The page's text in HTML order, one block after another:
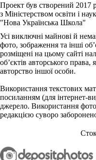
Проект був створений 2017
з Міністерством освіти і
"Нова Українська Школа"
Усі виключні майнові й
фото, зображення та інші
розміщені на цьому сайті
об’єктів авторського права,
авторство іншої особи.
Використання текстових
посиланням (для інтернет-
джерело. Використання
редакцією суворо